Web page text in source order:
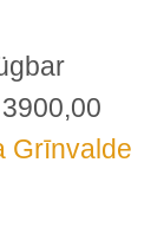
3900,00
Grīnvalde